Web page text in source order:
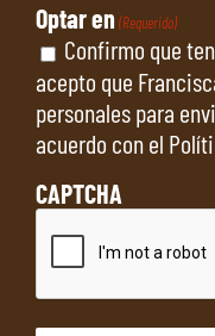
Optar en (Requerido)
Confirmo que
acepto que
personales para
acuerdo con el
CAPTCHA